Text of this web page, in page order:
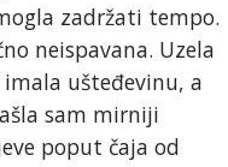
zadržati tempo.
neispavana. Uzela
ušteđevinu, a
sam mirniji
poput čaja od